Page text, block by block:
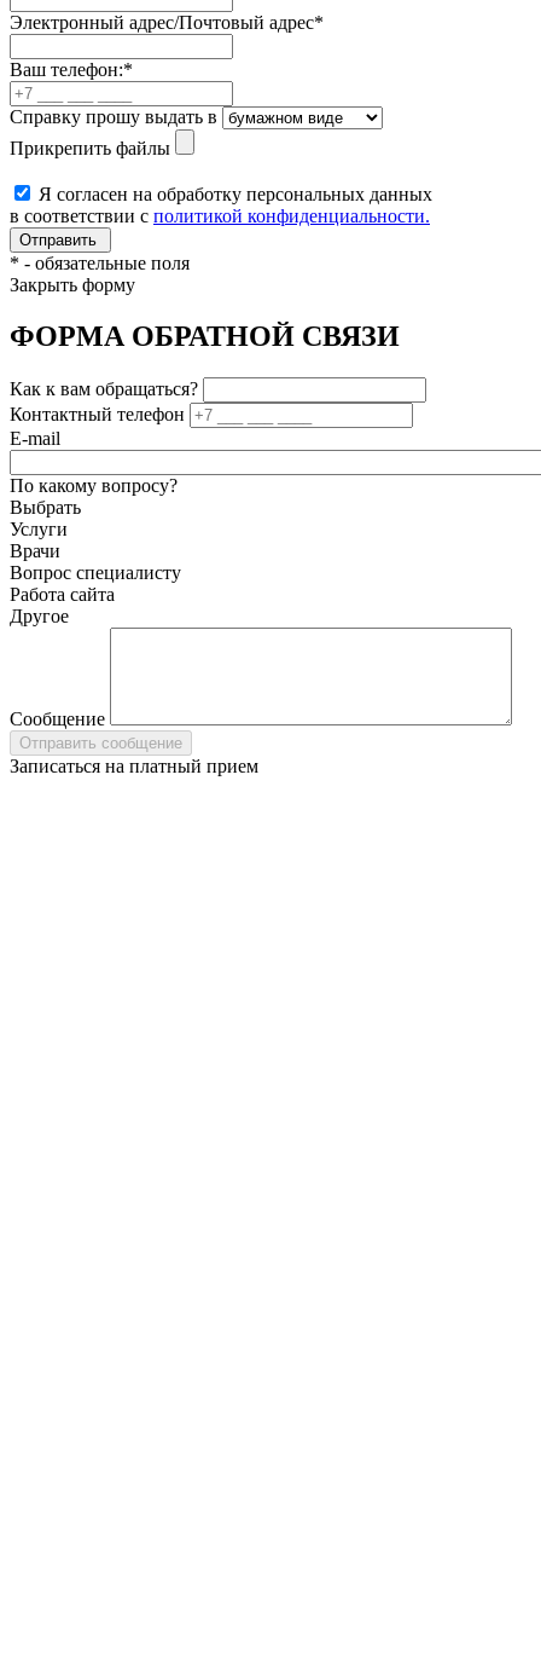
Электронный адрес/Почтовый адрес*
Ваш телефон:*
Справку прошу выдать в
Прикрепить файлы
Я согласен на обработку персональных данных
в соответствии с политикой конфиденциальности.
* - обязательные поля
Закрыть форму
ФОРМА ОБРАТНОЙ СВЯЗИ
Как к вам обращаться?
Контактный телефон
E-mail
По какому вопросу?
Выбрать
Услуги
Врачи
Вопрос специалисту
Работа сайта
Другое
Сообщение
Записаться на платный прием